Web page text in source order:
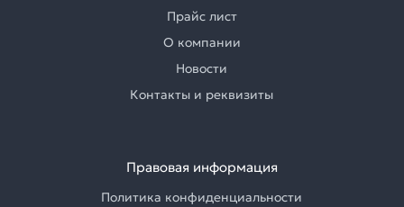
Прайс лист
О компании
Новости
Контакты и реквизиты
Правовая информация
Политика конфиденциальности